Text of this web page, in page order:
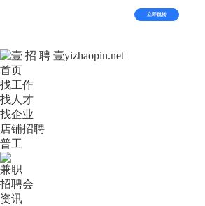
立即跳转
首页
找工作
找人才
找企业
店铺招聘
普工
兼职
招聘会
资讯